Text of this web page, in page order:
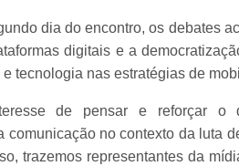
dia do encontro, os debates
digitais e a
tecnologia nas estratégias de
de pensar e reforçar
comunicação no contexto da luta
trazemos representantes da